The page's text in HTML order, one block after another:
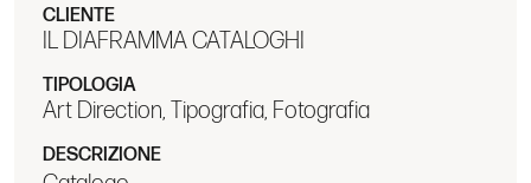
CLIENTE
IL DIAFRAMMA CATALOGHI
TIPOLOGIA
Art Direction, Tipografia, Fotografia
DESCRIZIONE